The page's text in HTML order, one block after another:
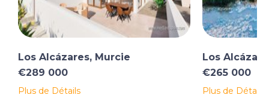
Los Alcázares, Murcie
€289 000
Plus de Détails
Los
€265 000
Plus de Détails